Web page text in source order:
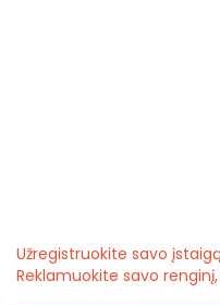
Užregistruokite savo
Reklamuokite savo